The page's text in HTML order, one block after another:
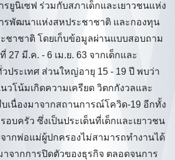
รยูนิเซฟ ร่วมกับสภาเด็กและเยาวชนแห่ง
รพัฒนาแห่งสหประชาชาติ และกองทุน
ชาชาติ โดยเก็บข้อมูลผ่านแบบสอบถาม
27 มี.ค. - 6 เม.ย. 63 จากเด็กและ
ประเทศ ส่วนใหญ่อายุ 15 - 19 ปี พบว่า
วโน้มเกิดความเครียด วิตกกังวลและ
เนื่องมาจากสถานการณ์โควิด-19 อีกทั้ง
บครัว ซึ่งเป็นประเด็นที่เด็กและเยาวชน
ากพ่อแม่ผู้ปกครองไม่สามารถทำงานได้
จากการปิดตัวของธุรกิจ ตลอดจนการ